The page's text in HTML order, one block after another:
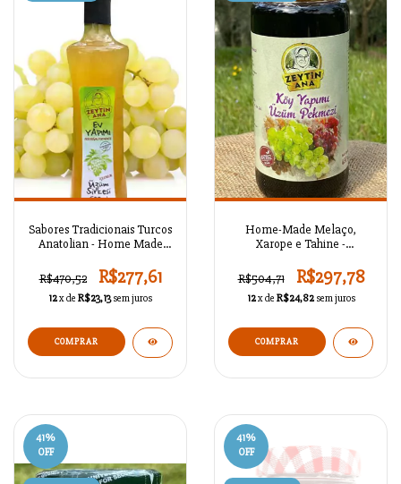
Sabores Tradicionais Turcos
Anatolian - Home Made
R$470,52
R$277,61
12x de R$23,13 sem juros
COMPRAR
Home-Made Melaço,
Xarope e Tahine -
R$504,71
R$297,78
12x de R$24,82 sem juros
COMPRAR
41%
OFF
41%
OFF